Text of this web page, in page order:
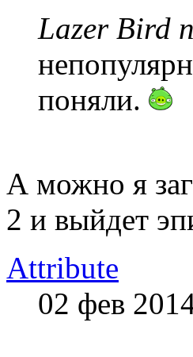
Lazer Bird
поняли.
А можно я
2 и выйдет
Attribute
02 фев